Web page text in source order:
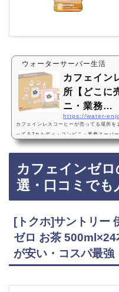
ウォーターサーバー生活
カフェイン
所【どこに
ニ・業務…
https://water-
カフェインレスコーヒーが売ってる場所
ってる?カルディ・コンビニ・業務スーパ
こで買える?Amazon・楽天・ノンカフェ
カルディ、コンビニ、業務スーパー、・
す！店舗によっては売ってない店もある
お得に買えておすすめです！カフェイン
い…
カフェインゼ
選・口コミでも
[トクホ]サントリー
ゼロ お茶
が安い・コスパ最強